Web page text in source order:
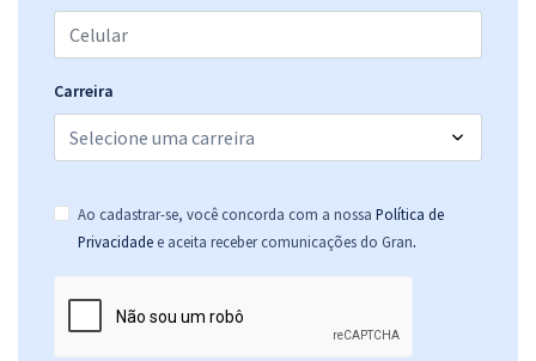
Carreira
Ao cadastrar-se, você concorda com a nossa Política de
Privacidade e aceita receber comunicações do Gran.